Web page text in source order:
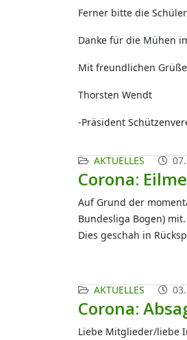
Ferner bitte die
Danke für die Mühen
Mit freundlichen
Thorsten Wendt
-Präsident
AKTUELLES
Corona:
Auf Grund der
Bundesliga Bogen) mit.
Dies geschah in
AKTUELLES
Corona:
Liebe Mitglieder/liebe